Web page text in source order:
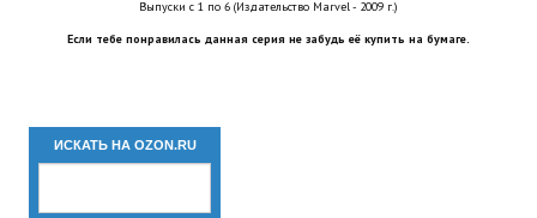
Aliens vs Predator 2 (Русские субтитры)
Новый ГГ
Выпуски с 1 по 6 (Издательство Marvel - 2009 г.)
Если тебе понравилась данная серия не забудь её купить на бумаге.
ИСКАТЬ НА OZON.RU